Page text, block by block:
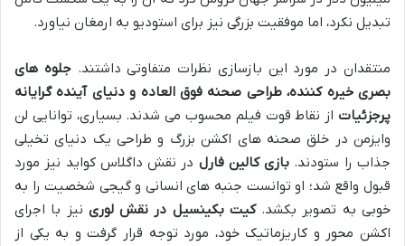
تبدیل نکرد، اما موفقیت بزرگی نیز برای استودیو به ارمغان نیاورد.
منتقدان در مورد این بازسازی نظرات متفاوتی داشتند.جلوه های
بصری خیره کننده، طراحی صحنه فوق العاده و دنیای آینده گرایانه
پرجزئیات از نقاط قوت فیلم محسوب می شدند. بسیاری، توانایی لن
وایزمن در خلق صحنه های اکشن بزرگ و طراحی یک دنیای تخیلی
جذاب را ستودند. بازی کالین فارل در نقش داگلاس کواید نیز مورد
قبول واقع شد؛ او توانست جنبه های انسانی و گیجی شخصیت را به
خوبی به تصویر بکشد.کیت بکینسیل در نقش لوری نیز با اجرای
اکشن محور و کاریزماتیک خود، مورد توجه قرار گرفت و به یکی از